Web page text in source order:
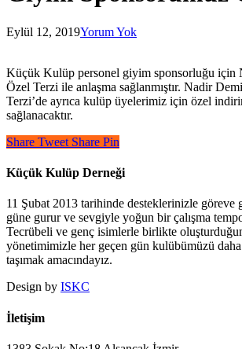
Eylül 12, 2019Yorum Yok
Küçük Kulüp personel giyim sponsorluğu için
Özel Terzi ile anlaşma sağlanmıştır. Nadir
Terzi’de ayrıca kulüp üyelerimiz için özel
sağlanacaktır.
Share Tweet Share Pin
Küçük Kulüp Derneği
11 Şubat 2013 tarihinde desteklerinizle göreve
güne gurur ve sevgiyle yoğun bir çalışma
Tecrübeli ve genç isimlerle birlikte
yönetimimizle her geçen gün kulübümüzü
taşımak amacındayız.
Design by ISKC
İletişim